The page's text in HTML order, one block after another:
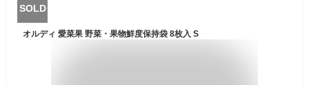
SOLD
オルディ 愛菜果 野菜・果物鮮度保持袋 8枚入 S